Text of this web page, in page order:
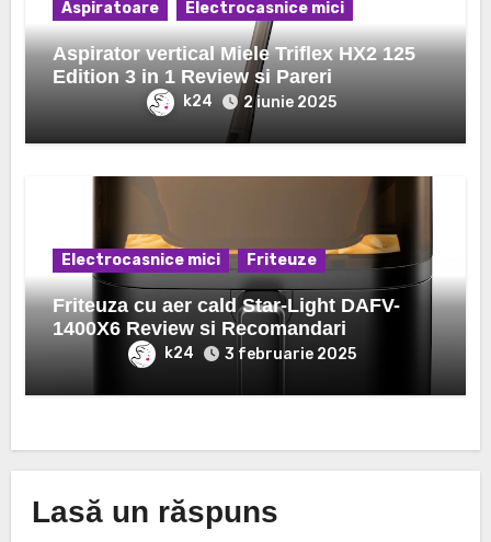
Aspiratoare Electrocasnice mici
Aspirator vertical Miele Triflex HX2 125
Edition 3 in 1 Review si Pareri
k24 2 iunie 2025
Electrocasnice mici Friteuze
Friteuza cu aer cald Star-Light DAFV-
1400X6 Review si Recomandari
k24 3 februarie 2025
Lasă un răspuns